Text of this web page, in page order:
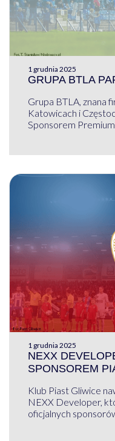
1 grudnia 2025
GRUPA BTLA
Grupa BTLA, znana
Katowicach i
Sponsorem Premium
1 grudnia 2025
NEXX
SPONSOREM
Klub Piast Gliwice
NEXX Developer,
oficjalnych sponsorów